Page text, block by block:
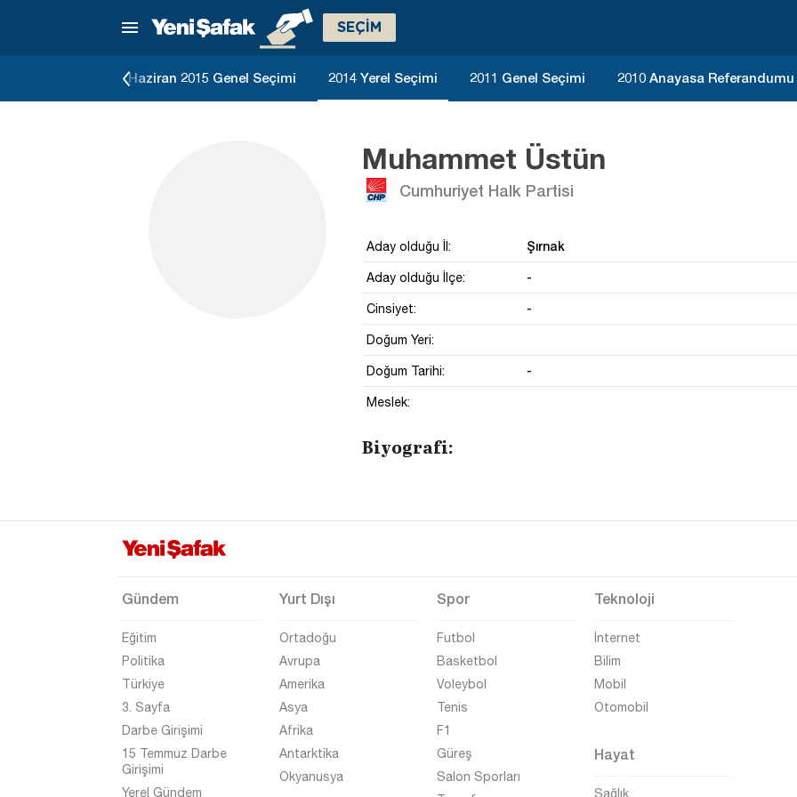
SEÇİM
Haziran 2015 Genel Seçimi 2014 Yerel Seçimi 2011 Genel Seçimi 2010 Anayasa Referandumu
Muhammet Üstün
Cumhuriyet Halk Partisi
Aday olduğu İl: Şırnak
Aday olduğu İlçe: -
Cinsiyet: -
Doğum Yeri:
Doğum Tarihi: -
Meslek:
Biyografi:
Gündem
Eğitim
Politika
Türkiye
3. Sayfa
Darbe Girişimi
15 Temmuz Darbe
Girişimi
Yerel Gündem
Yurt Dışı
Ortadoğu
Avrupa
Amerika
Asya
Afrika
Antarktika
Okyanusya
Spor
Futbol
Basketbol
Voleybol
Tenis
F1
Güreş
Salon Sporları
Teknoloji
İnternet
Bilim
Mobil
Otomobil
Hayat
Sağlık